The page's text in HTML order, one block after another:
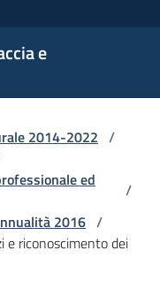
e
2014-2022 /
ed
/
2016 /
e riconoscimento dei